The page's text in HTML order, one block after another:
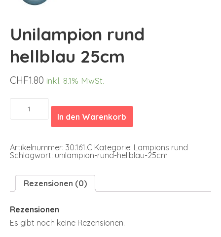
Unilampion rund
hellblau 25cm
CHF1.80 inkl. 8.1% MwSt.
Unilampion
hellblau
In den Warenkorb
Artikelnummer: 30.161.C Kategorie: Lampions rund
Schlagwort: unilampion-rund-hellblau-25cm
Rezensionen (0)
Rezensionen
Es gibt noch keine Rezensionen.